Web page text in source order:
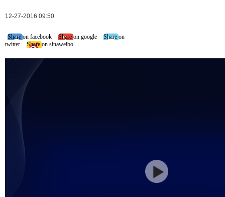
12-27-2016 09:50
Share on facebook Share on google
Share on
twitter
Share on sinaweibo